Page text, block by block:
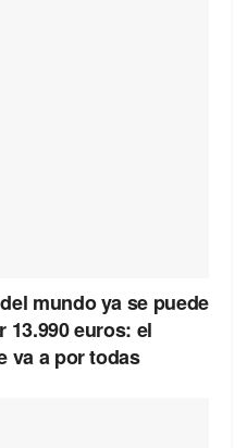
mundo ya se puede
13.990 euros: el
va a por todas